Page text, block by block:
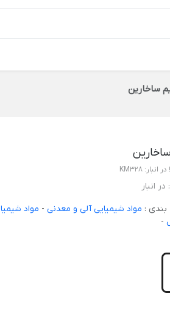
ساخارین
انبار: KM328
در انبار
: مواد شیمیایی آلی و معدنی - مواد
-